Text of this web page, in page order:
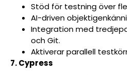
Stöd för testning över
AI-driven
Integration med
och Git.
Aktiverar parallell
7. Cypress